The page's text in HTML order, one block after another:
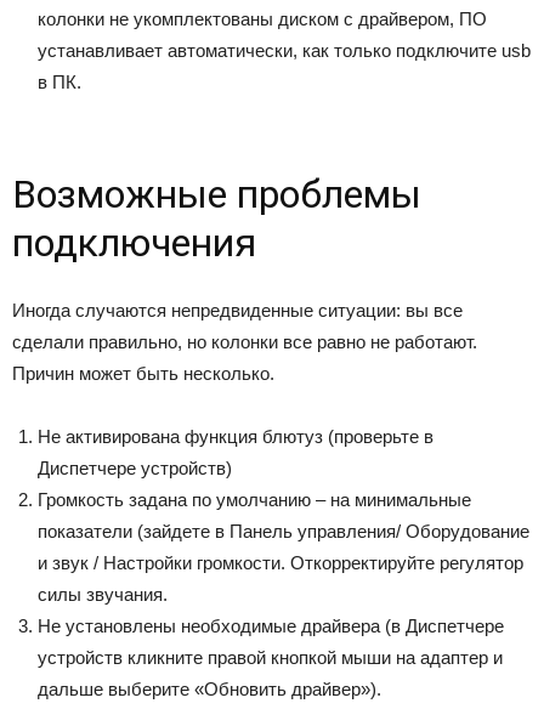
колонки не укомплектованы диском с драйвером, ПО
устанавливает автоматически, как только подключите usb
в ПК.
Возможные проблемы
подключения
Иногда случаются непредвиденные ситуации: вы все
сделали правильно, но колонки все равно не работают.
Причин может быть несколько.
Не активирована функция блютуз (проверьте в
Диспетчере устройств)
Громкость задана по умолчанию – на минимальные
показатели (зайдете в Панель управления/ Оборудование
и звук / Настройки громкости. Откорректируйте регулятор
силы звучания.
Не установлены необходимые драйвера (в Диспетчере
устройств кликните правой кнопкой мыши на адаптер и
дальше выберите «Обновить драйвер»).